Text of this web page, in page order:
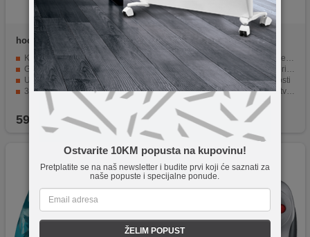
Ostvarite 10KM popusta na kupovinu!
Pretplatite se na naš newsletter i budite prvi koji će saznati za
naše popuste i specijalne ponude.
ŽELIM POPUST
hoco. GA1
Kontroler kompatibilan s PS4 i PC računarima
Gamepad se povezuje putem Bluetooth
Ugrađena baterija kapaciteta 800 mAh
3,5 mm stereo priključak za slušalice ili mikrofon
ABS kućište, ergonomski oblik
59,90 KM
Sony Entertainment PS5
DualSense Wireless
Controller
Dodirne povratne informacije i dinamički efekti
Aktuatori koji zamjenjuju vibrirajuće motore
Različite razine sile i napetosti
Ugrađeni mikrofon i gumb stvori
Mogućnost snimanja i emitiranja sadržaja
169,90KM